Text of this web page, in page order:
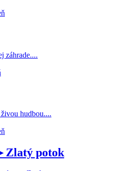
záhrade....
hudbou....
Zlatý potok